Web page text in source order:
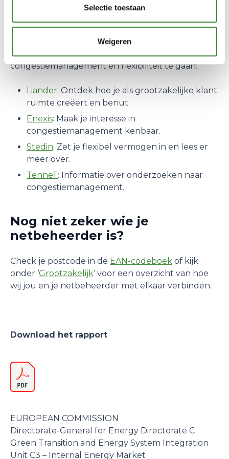
Selectie toestaan
Weigeren
Ben je benieuwd wat de mogelijkheden zijn voor
netbeheerders staan klaar om je te helpen bij de
volgende stap. Klik op jouw netbeheerder om
direct naar de relevante informatie over
congestiemanagement en flexibiliteit te gaan:
Liander: Ontdek hoe je als grootzakelijke klant
ruimte creëert en benut.
Enexis: Maak je interesse in
congestiemanagement kenbaar.
Stedin: Zet je flexibel vermogen in en lees er
meer over.
TenneT: Informatie over onderzoeken naar
congestiemanagement.
Nog niet zeker wie je
netbeheerder is?
Check je postcode in de EAN-codeboek of kijk
onder ‘Grootzakelijk‘ voor een overzicht van hoe
wij jou en je netbeheerder met elkaar verbinden.
Download het rapport
EUROPEAN COMMISSION
Directorate-General for Energy Directorate C
Green Transition and Energy System Integration
Unit C3 – Internal Energy Market